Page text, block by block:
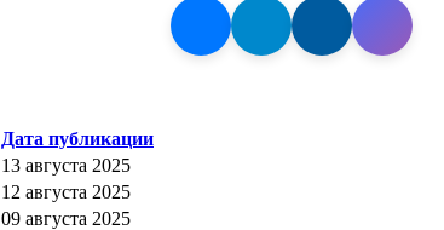
Дата публикации
13 августа 2025
12 августа 2025
09 августа 2025